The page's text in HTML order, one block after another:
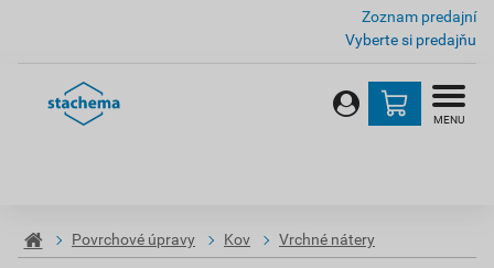
Zoznam predajní
Vyberte si predajňu
MENU
Povrchové úpravy Kov Vrchné nátery